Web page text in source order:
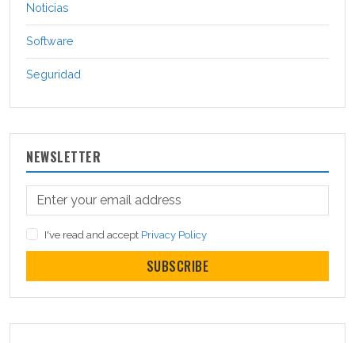
Noticias
Software
Seguridad
NEWSLETTER
I've read and accept Privacy Policy
SUBSCRIBE